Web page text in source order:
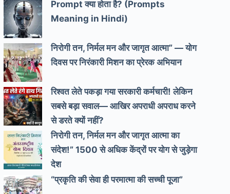
Prompt क्या होता है? (Prompts
Meaning in Hindi)
निरोगी तन, निर्मल मन और जागृत आत्मा” — योग
दिवस पर निरंकारी मिशन का प्रेरक अभियान
रिश्वत लेते पकड़ा गया सरकारी कर्मचारी! लेकिन
सबसे बड़ा सवाल— आखिर अपराधी अपराध करने
से डरते क्यों नहीं?
निरोगी तन, निर्मल मन और जागृत आत्मा का
संदेश!” 1500 से अधिक केंद्रों पर योग से जुड़ेगा
देश
“प्रकृति की सेवा ही परमात्मा की सच्ची पूजा”